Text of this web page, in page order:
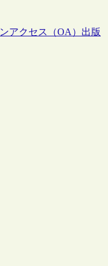
アクセス（OA）出版